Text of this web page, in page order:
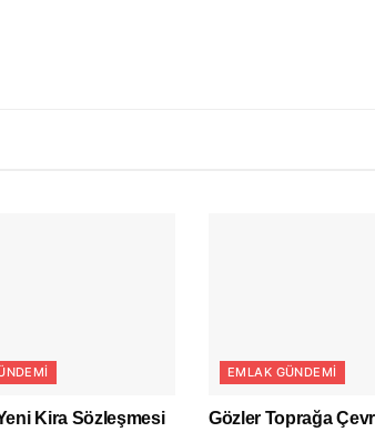
Kira Sözleşmesi
EMLAK GÜNDEMI
Gözler Toprağa